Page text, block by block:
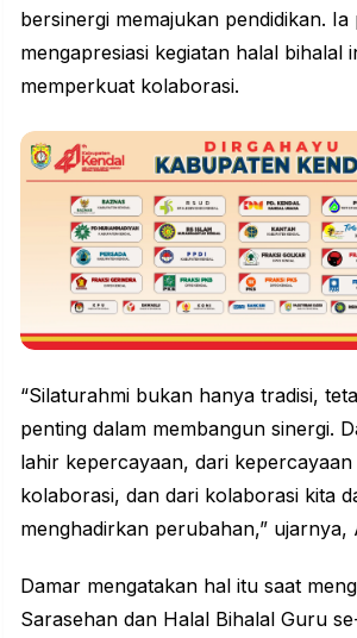
bersinergi memajukan pendidikan. Ia
mengapresiasi kegiatan halal bihalal
memperkuat kolaborasi.
“Silaturahmi bukan hanya tradisi,
penting dalam membangun sinergi.
lahir kepercayaan, dari
kolaborasi, dan dari kolaborasi kita
menghadirkan perubahan,”
Damar mengatakan hal itu saat
Sarasehan dan Halal Bihalal Guru